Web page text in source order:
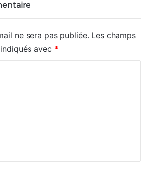
ne sera pas publiée. Les champs
avec *